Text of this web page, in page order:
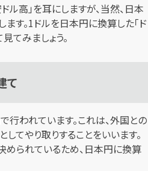
ル高」を耳にしますが、当然、日本
す。1ドルを日本円に換算した「ド
てみましょう。
て
で行われています。これは、外国との
てやり取りすることをいいます。
られているため、日本円に換算